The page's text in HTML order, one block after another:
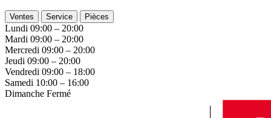
Ventes Service Pièces
Lundi 09:00 – 20:00
Mardi 09:00 – 20:00
Mercredi 09:00 – 20:00
Jeudi 09:00 – 20:00
Vendredi 09:00 – 18:00
Samedi 10:00 – 16:00
Dimanche Fermé